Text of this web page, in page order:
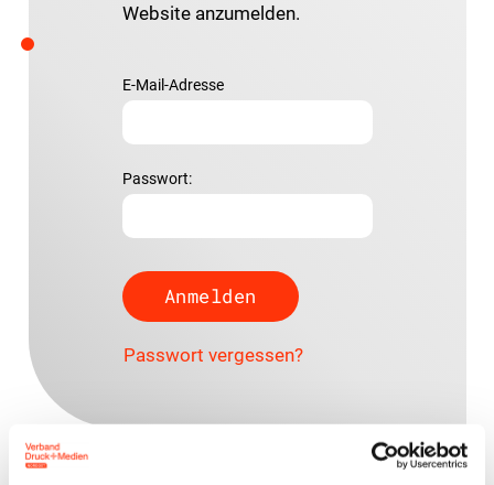
Website anzumelden.
E-Mail-Adresse
Passwort:
Passwort vergessen?